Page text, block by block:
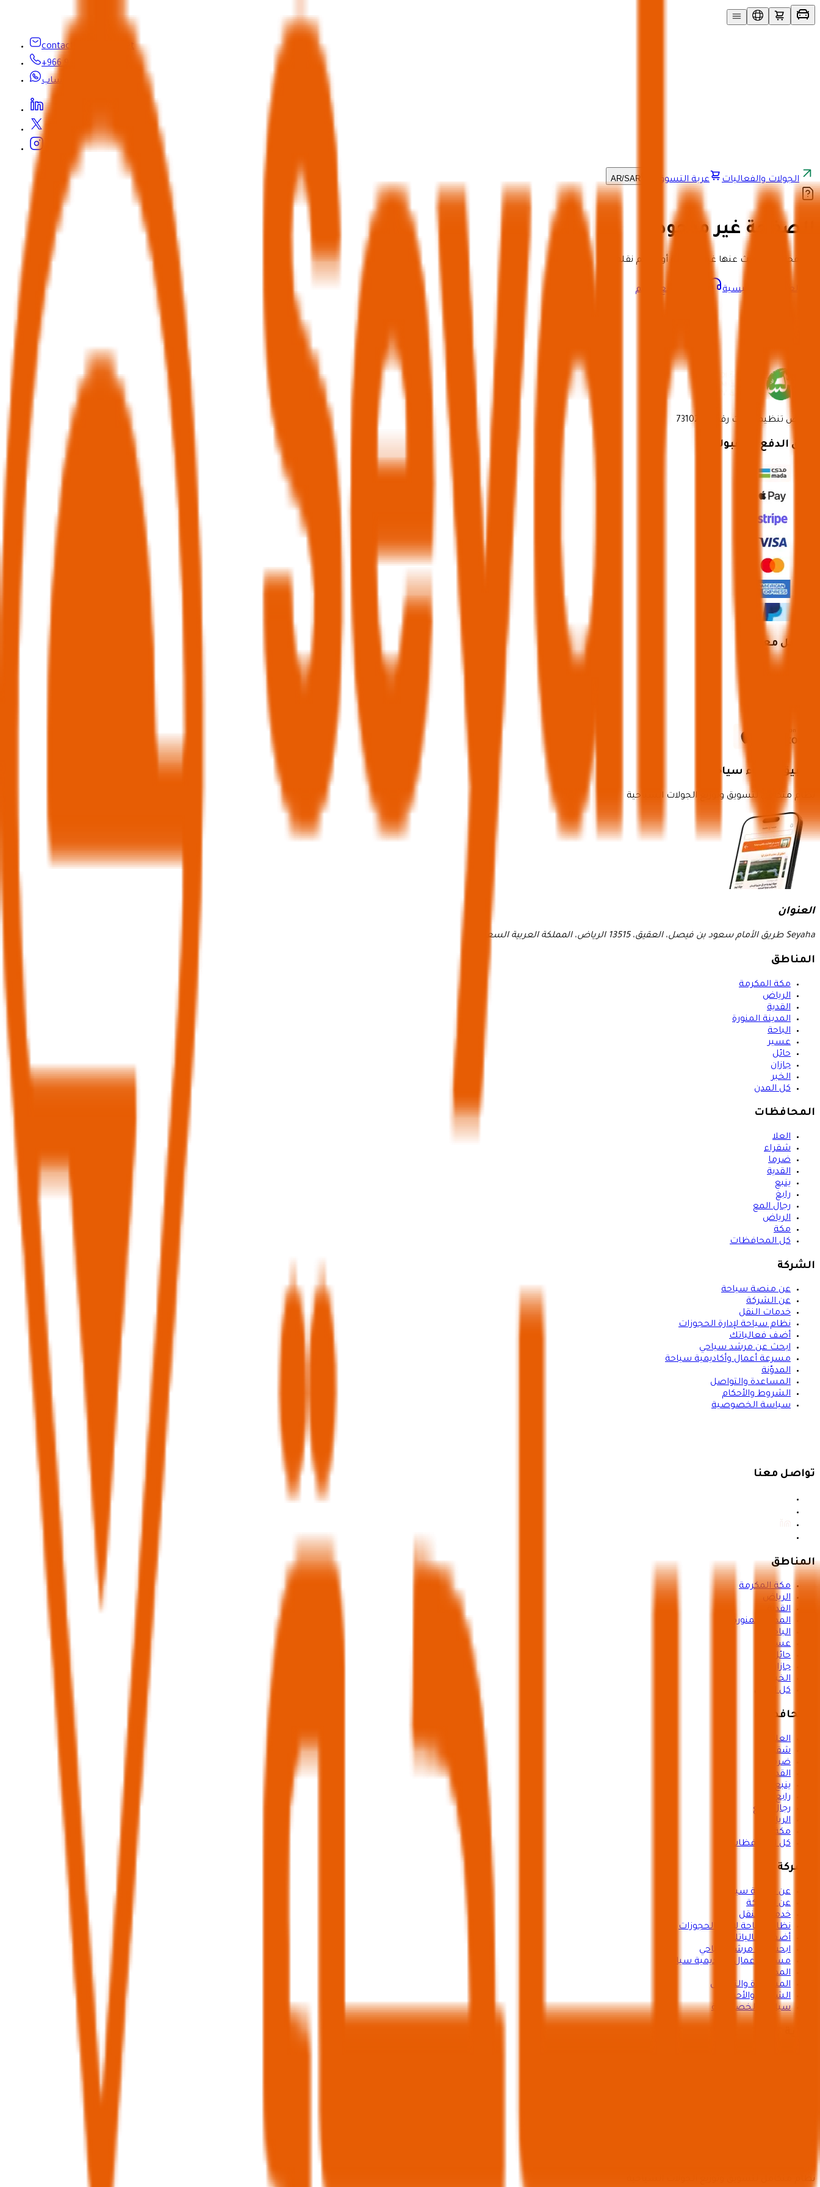
contactus@seyaha.net
+966 920 032 547
واتساب
الجولات والفعاليات عربة التسوق AR/SAR
الصفحة غير موجودة
الصفحة التي تبحث عنها غير موجودة أو قد تم نقلها.
العودة إلى الرئيسية التواصل مع الدعم
ترخيص تنظيم رحلات رقم 73102191
طرق الدفع المقبولة
تواصل معنا
تطبيق شركاء سياحة
نظام متكامل لتسويق وتوزيع الجولات السياحية
العنوان
Seyaha طريق الأمام سعود بن فيصل، العقيق، 13515 الرياض، المملكة العربية السعودية
المناطق
مكة المكرمة
الرياض
القدية
المدينة المنورة
الباحة
عسير
حائل
جازان
الخبر
كل المدن
المحافظات
العلا
شقراء
ضرما
القدية
ينبع
رابغ
رجال المع
الرياض
مكة
كل المحافظات
الشركة
عن منصة سياحة
عن الشركة
خدمات النقل
نظام سياحة لإدارة الحجوزات
أضف فعالياتك
ابحث عن مرشد سياحي
مسرعة أعمال وأكاديمية سياحة
المدوّنة
المساعدة والتواصل
الشروط والأحكام
سياسة الخصوصية
تواصل معنا
المناطق
مكة المكرمة
الرياض
القدية
المدينة المنورة
الباحة
عسير
حائل
جازان
الخبر
كل المدن
المحافظات
العلا
شقراء
ضرما
القدية
ينبع
رابغ
رجال المع
الرياض
مكة
كل المحافظات
الشركة
عن منصة سياحة
عن الشركة
خدمات النقل
نظام سياحة لإدارة الحجوزات
أضف فعالياتك
ابحث عن مرشد سياحي
مسرعة أعمال وأكاديمية سياحة
المدوّنة
المساعدة والتواصل
الشروط والأحكام
سياسة الخصوصية
نظام متكامل لتسويق وتوزيع الجولات السياحية